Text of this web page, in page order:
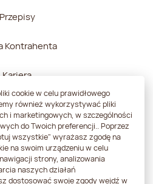
Przepisy
Kontrahenta
Kariera
Kontakt
prywatności
cookie w celu prawidłowego
również wykorzystywać pliki
i marketingowych, w szczególności
do Twoich preferencji.. Poprzez
wszystkie" wyrażasz zgodę na
na swoim urządzeniu w celu
strony, analizowania
naszych działań
dostosować swoje zgody wejdź w